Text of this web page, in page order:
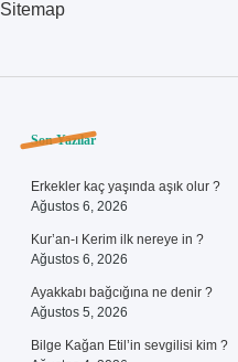
Sitemap
Sidebar
Son Yazılar
Erkekler kaç yaşında aşık olur ?
Ağustos 6, 2026
Kur’an-ı Kerim ilk nereye in ?
Ağustos 6, 2026
Ayakkabı bağcığına ne denir ?
Ağustos 5, 2026
Bilge Kağan Etil’in sevgilisi kim ?